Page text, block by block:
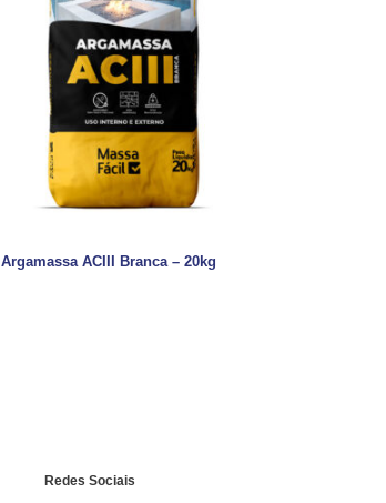
Argamassa ACIII Branca – 20kg
Redes Sociais